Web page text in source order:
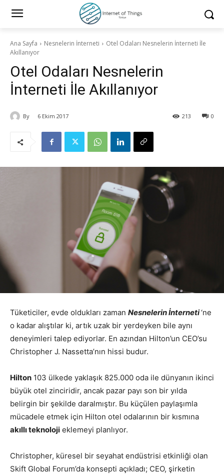
Ana Sayfa Nesnelerin İnterneti
Otel Odaları Nesnelerin İnterneti İle
Akıllanıyor
Otel Odaları Nesnelerin
İnterneti İle Akıllanıyor
By 6 Ekim 2017 0
213
Tüketiciler, evde oldukları zaman Nesnelerin İnterneti‘ne
o kadar alıştılar ki, artık uzak bir yerdeyken bile aynı
deneyimleri talep ediyorlar. En azından Hilton’un CEO’su
Christopher J. Nassetta’nın hissi budur.
Hilton 103 ülkede yaklaşık 825.000 oda ile dünyanın ikinci
büyük otel zinciridir, ancak pazar payı son bir yılda
belirgin bir şekilde daralmıştır. Bu küçülen paylaşımla
mücadele etmek için Hilton otel odalarının bir kısmına
akıllı teknoloji eklemeyi planlıyor.
Christopher, küresel bir seyahat endüstrisi etkinliği olan
Skift Global Forum’da konsepti açıkladı; CEO, şirketin